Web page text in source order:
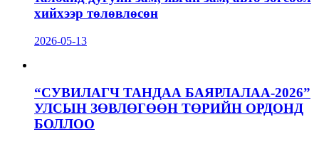
хийхээр төлөвлөсөн
2026-05-13
“СУВИЛАГЧ ТАНДАА БАЯРЛАЛАА-2026”
УЛСЫН ЗӨВЛӨГӨӨН ТӨРИЙН ОРДОНД
БОЛЛОО